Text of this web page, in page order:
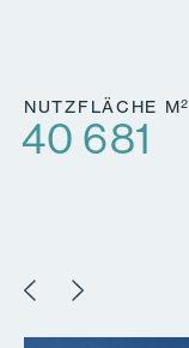
NUTZFLÄCHE M2
40 681